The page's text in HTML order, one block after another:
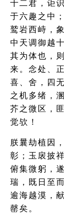
十二君，讵
于六趣之中
鹫岩西峙，
中天调御越
其为体也，
来。念处、
喜、舍，四
之机多绪，
芥之微区，
觉欤！
朕曩劫植因
彰；玉扆披
俯集微躬，
瑞，既日至
逾海越漠，
罄矣。